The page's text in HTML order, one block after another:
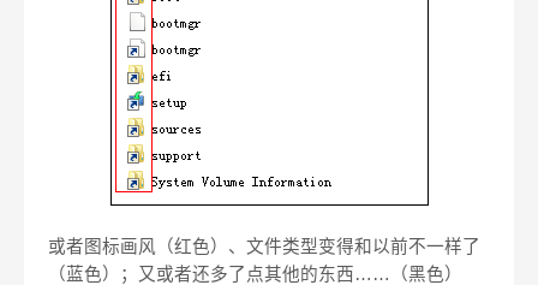
或者图标画风（红色）、文件类型变得和以前不一样了
（蓝色）；又或者还多了点其他的东西……（黑色）